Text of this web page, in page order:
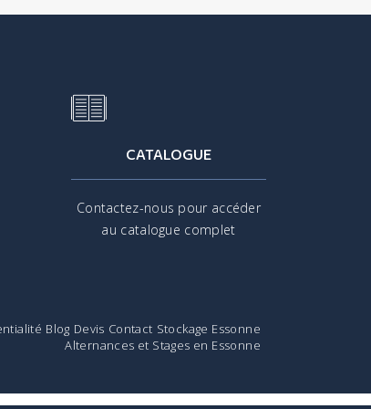
CATALOGUE
Contactez-nous pour accéder
au catalogue complet
Blog Devis Contact Stockage Essonne
Alternances et Stages en Essonne